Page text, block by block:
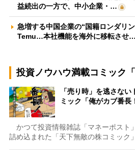
益続出の一方で、中小企業・…
急増する中国企業の“国籍ロンダリ
Temu…本社機能を海外に移転させ…
投資ノウハウ満載コミック
「売り時」を逃さな
ミック「俺がカブ番長
かつて投資情報雑誌「マネーポスト
詰め込まれた「天下無敵の株コミック